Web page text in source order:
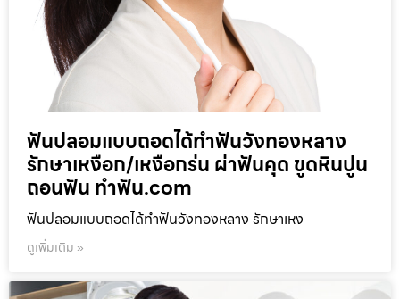
ฟันปลอมแบบถอดได้ทำฟันวังทองหลาง
รักษาเหงือก/เหงือกร่น ผ่าฟันคุด ขูดหินปูน
ถอนฟัน ทำฟัน.com
ฟันปลอมแบบถอดได้ทำฟันวังทองหลาง รักษาเหง
ดูเพิ่มเติม »